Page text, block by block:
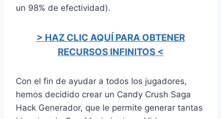
un 98% de efectividad).
> HAZ CLIC AQUÍ PARA OBTENER
RECURSOS INFINITOS <
Con el fin de ayudar a todos los jugadores,
hemos decidido crear un Candy Crush Saga
Hack Generador, que le permite generar tantas